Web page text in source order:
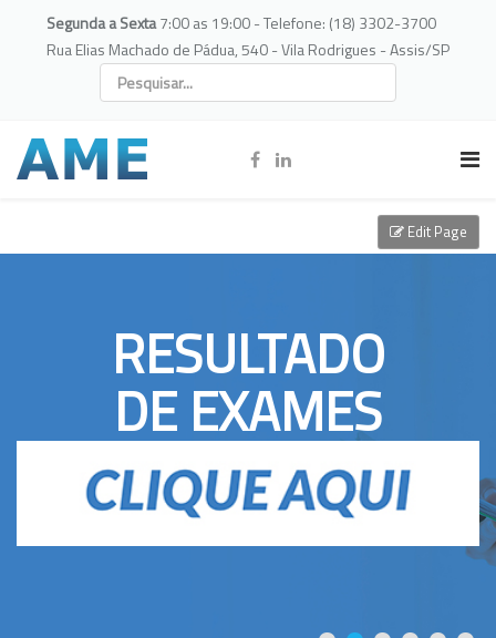
Segunda a Sexta7:00 as 19:00 - Telefone: (18) 3302-3700
Rua Elias Machado de Pádua, 540 - Vila Rodrigues - Assis/SP
RESULTADO
DE EXAMES
Edit Page